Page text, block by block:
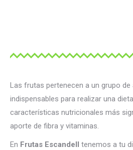
Las frutas pertenecen a un grupo de
indispensables para realizar una
características nutricionales más
aporte de fibra y vitaminas.
En Frutas Escandell tenemos a tu